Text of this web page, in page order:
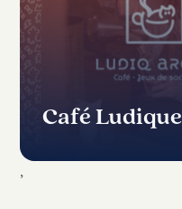
Café Ludique
,